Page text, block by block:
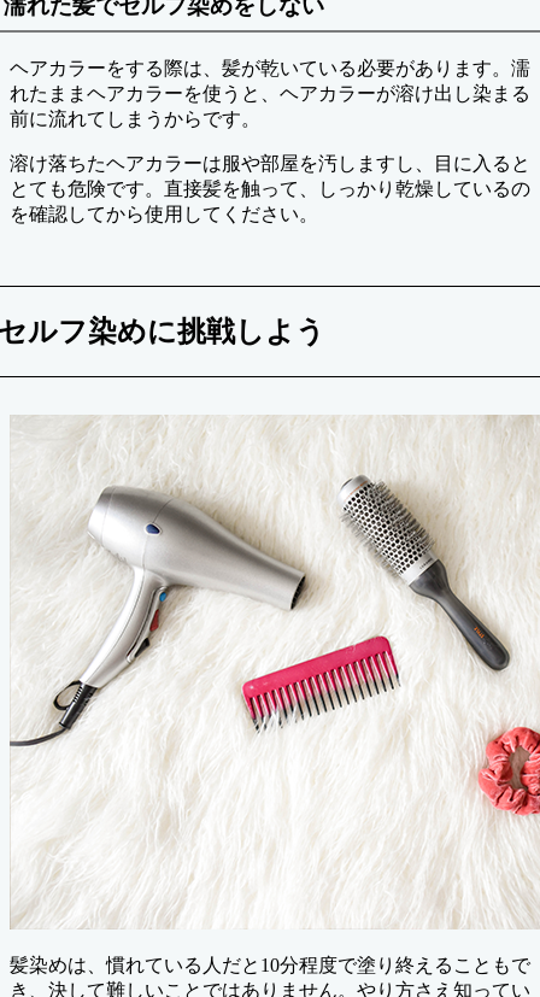
濡れた髪でセルフ染めをしない
ヘアカラーをする際は、髪が乾いている必要があります。濡
れたままヘアカラーを使うと、ヘアカラーが溶け出し染まる
前に流れてしまうからです。
溶け落ちたヘアカラーは服や部屋を汚しますし、目に入ると
とても危険です。直接髪を触って、しっかり乾燥しているの
を確認してから使用してください。
ルフ染めに挑戦しよう
髪染めは、慣れている人だと10分程度で塗り終えることもで
き、決して難しいことではありません。やり方さえ知ってい